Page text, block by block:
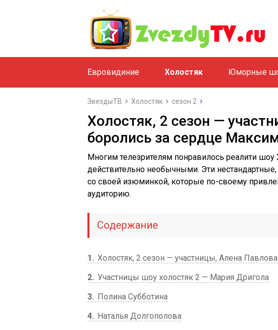
Евровидиние Холостяк Юморные
ЗвездыТВ Холостяк сезон 2
Холостяк, 2 сезон —
боролись за сердце
Многим телезрителям понравилось реалити
действительно необычными. Эти
со своей изюминкой, которые по-своему
аудиторию.
Содержание
1
Холостяк, 2 сезон — участницы, Алена Павлова
2 Участницы шоу холостяк 2 — Мария Дригола
3
Полина Субботина
4
Наталья Долгополова